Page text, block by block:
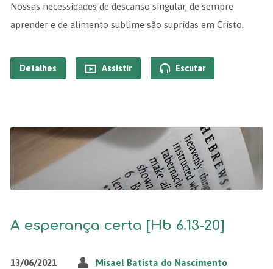
Nossas necessidades de descanso singular, de sempre
aprender e de alimento sublime são supridas em Cristo.
Detalhes Assistir Escutar
A esperança certa [Hb 6.13-20]
13/06/2021 Misael Batista do Nascimento